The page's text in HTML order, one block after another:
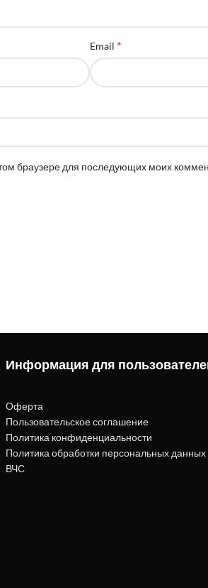
Email *
браузере для последующих моих
Информация для
Оферта
Пользовательское соглашение
Политика конфиденциальности
Политика обработки персональных данных
ВЧС